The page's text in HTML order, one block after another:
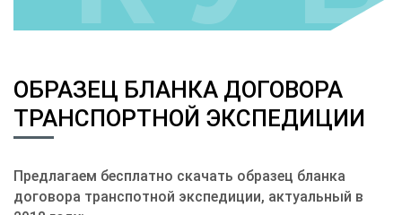
ОБРАЗЕЦ БЛАНКА ДОГОВОРА
ТРАНСПОРТНОЙ ЭКСПЕДИЦИИ
Предлагаем бесплатно скачать образец бланка
договора транспотной экспедиции, актуальный в